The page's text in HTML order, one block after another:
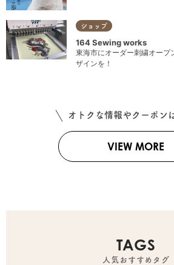
ショップ
164 Sewing works
東海市にオーダー刺繍オープ
ザインを！
オトクな情報やクーポン
VIEW MORE
TAGS
人気おすすめタグ